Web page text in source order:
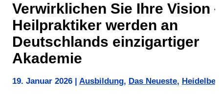
Verwirklichen Sie Ihre Vision
Heilpraktiker werden an
Deutschlands einzigartiger
Akademie
19. Januar 2026 Ausbildung, Das Neueste,